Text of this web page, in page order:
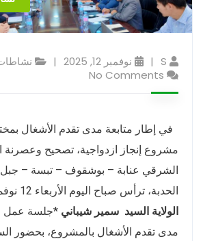
S نوفمبر 12, 2025
No Comments
في إطار متابعة مدى تقدم الأشغال
مشروع إنجاز ازدواجية، تصحيح وعصرنة
الشرقي عنابة – بوشقوف – تبسة – جبل
الحدبة، ترأس صباح اليوم الأربعاء 12 نوفمبر 2025
الولاية السيد سمير شيباني *جلسة عمل
مدى تقدم الأشغال بالمشروع، بحضور